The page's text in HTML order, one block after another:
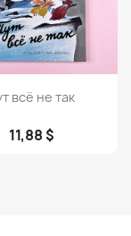
Просмотр
всё не так
11,88 $